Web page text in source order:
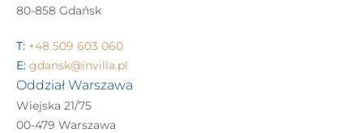
80-858 Gdańsk
T: +48 509 603 060
E: gdansk@invilla.pl
Oddział Warszawa
Wiejska 21/75
00-479 Warszawa